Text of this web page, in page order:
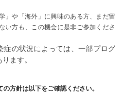
」や「海外」に興味のある方、まだ留
い方も、この機会に是非ご参加くださ
の状況によっては、一部プログ
ます。
方針は以下をご確認ください。